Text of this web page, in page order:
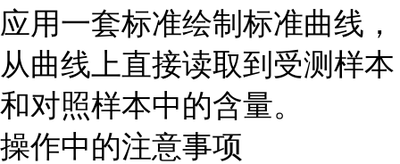
应用一套标准绘制标准曲线，
从曲线上直接读取到受测样本
和对照样本中的含量。
操作中的注意事项